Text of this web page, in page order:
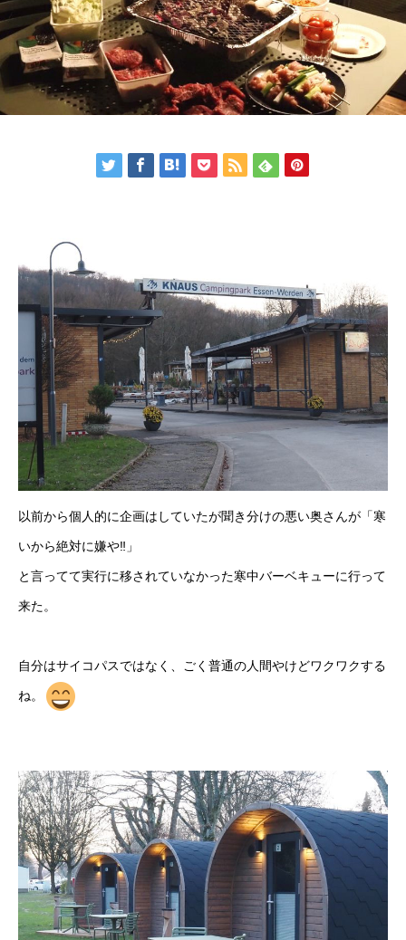
以前から個人的に企画はしていたが聞き分けの悪い奥さんが「寒
いから絶対に嫌や‼」
と言ってて実行に移されていなかった寒中バーベキューに行って
来た。
自分はサイコパスではなく、ごく普通の人間やけどワクワクする
ね。